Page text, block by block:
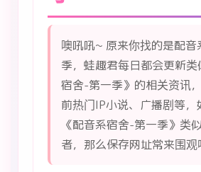
噢吼吼~ 原来你找的是配音
季，蛙趣君每日都会更新类
宿舍-第一季》的相关资讯
前热门IP小说、广播剧等，
《配音系宿舍-第一季》类
者，那么保存网址常来围观